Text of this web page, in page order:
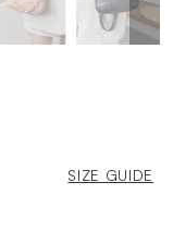
SIZE GUIDE